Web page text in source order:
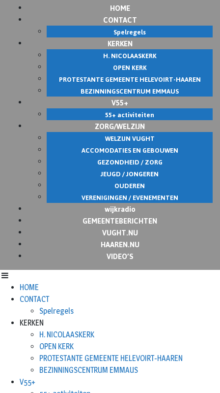
HOME
CONTACT
Spelregels
KERKEN
H. NICOLAASKERK
OPEN KERK
PROTESTANTE GEMEENTE HELEVOIRT-HAAREN
BEZINNINGSCENTRUM EMMAUS
V55+
55+ activiteiten
ZORG/WELZIJN
WELZIJN VUGHT
ACCOMODATIES EN GEBOUWEN
GEZONDHEID / ZORG
JEUGD / JONGEREN
OUDEREN
VERENIGINGEN / EVENEMENTEN
wijkradio
GEMEENTEBERICHTEN
VUGHT.NU
HAAREN.NU
VIDEO’S
HOME
CONTACT
Spelregels
KERKEN
H. NICOLAASKERK
OPEN KERK
PROTESTANTE GEMEENTE HELEVOIRT-HAAREN
BEZINNINGSCENTRUM EMMAUS
V55+